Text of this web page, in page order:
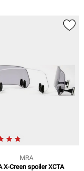
MRA
X-Creen spoiler XCTA